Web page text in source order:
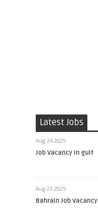
Latest Jobs
Aug 24 2025
Job Vacancy in gulf
Aug 23 2025
Bahrain Job Vacancy